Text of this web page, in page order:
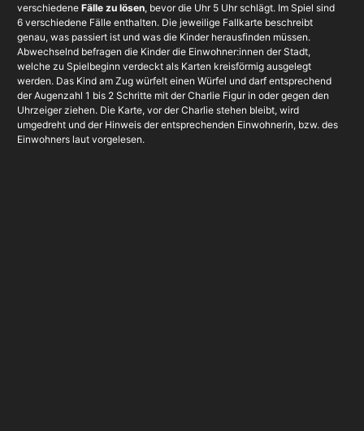
verschiedene Fälle zu lösen, bevor die Uhr 5 Uhr schlägt. Im Spiel sind
6 verschiedene Fälle enthalten. Die jeweilige Fallkarte beschreibt
genau, was passiert ist und was die Kinder herausfinden müssen.
Abwechselnd befragen die Kinder die Einwohner:innen der Stadt,
welche zu Spielbeginn verdeckt als Karten kreisförmig ausgelegt
werden. Das Kind am Zug würfelt einen Würfel und darf entsprechend
der Augenzahl 1 bis 2 Schritte mit der Charlie Figur in oder gegen den
Uhrzeiger ziehen. Die Karte, vor der Charlie stehen bleibt, wird
umgedreht und der Hinweis der entsprechenden Einwohnerin, bzw. des
Einwohners laut vorgelesen.